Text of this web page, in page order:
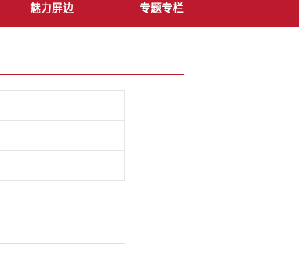
魅力屏边 专题专栏